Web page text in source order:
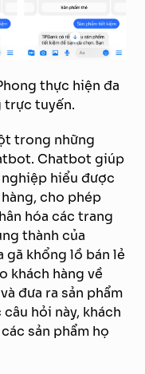
thực hiện đa
trực tuyến.
trong những
Chatbot giúp
hiểu được
cho phép
hóa các trang
thành của
gã khổng lồ bán lẻ
khách hàng về
đưa ra sản phẩm
hỏi này, khách
sản phẩm họ